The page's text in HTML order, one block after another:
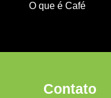
O que é Café
Contato